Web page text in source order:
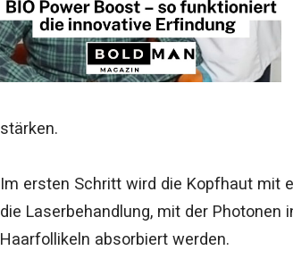
stärken.
Im ersten Schritt wird die Kopfhaut mit
die Laserbehandlung, mit der
Haarfollikeln absorbiert werden.